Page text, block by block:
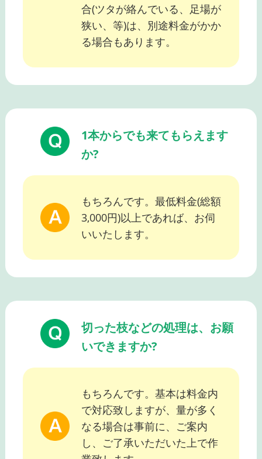
合(ツタが絡んでいる、足場が
狭い、等)は、別途料金がかか
る場合もあります。
1本からでも来てもらえます
か?
もちろんです。最低料金(総額
3,000円)以上であれば、お伺
いいたします。
切った枝などの処理は、お願
いできますか?
もちろんです。基本は料金内
で対応致しますが、量が多く
なる場合は事前に、ご案内
し、ご了承いただいた上で作